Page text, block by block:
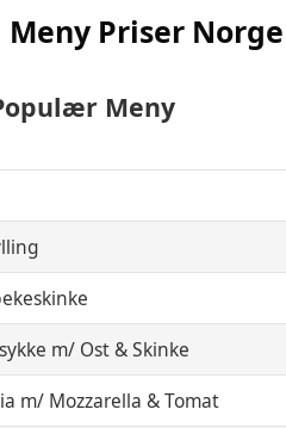
Meny Priser Norge
Meny
m/ Ost & Skinke
m/ Mozzarella & Tomat